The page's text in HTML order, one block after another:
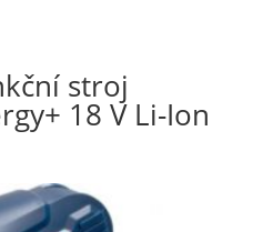
stroj
18 V Li-Ion